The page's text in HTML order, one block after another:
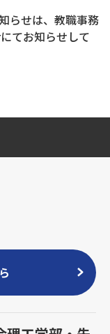
らせは、教職事務
てお知らせして